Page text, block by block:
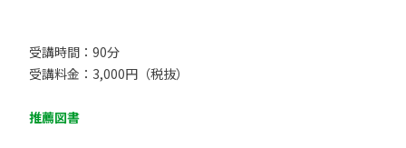
受講時間：90分
受講料金：3,000円（税抜）
推薦図書